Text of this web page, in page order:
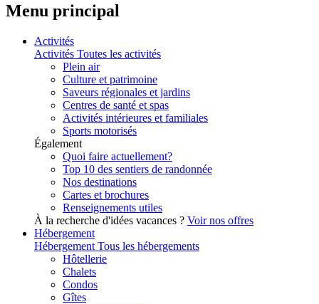
Menu principal
Activités
Activités Toutes les activités
Plein air
Culture et patrimoine
Saveurs régionales et jardins
Centres de santé et spas
Activités intérieures et familiales
Sports motorisés
Également
Quoi faire actuellement?
Top 10 des sentiers de randonnée
Nos destinations
Cartes et brochures
Renseignements utiles
À la recherche d'idées vacances ? Voir nos offres
Hébergement
Hébergement Tous les hébergements
Hôtellerie
Chalets
Condos
Gîtes